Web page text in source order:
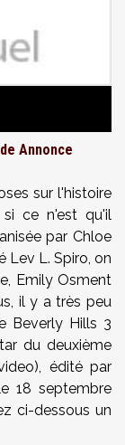
Annonce
sur l'histoire
ce n'est qu'il
par Chloe
Lev L. Spiro, on
Emily Osment
il y a très peu
Beverly Hills 3
du deuxième
édité par
18 septembre
ci-dessous un